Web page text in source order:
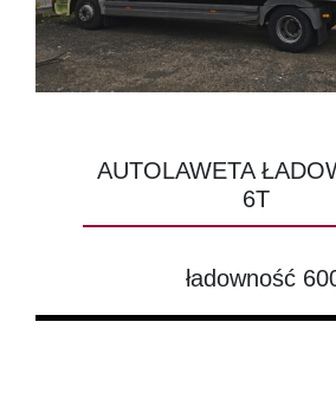
AUTOLAWETA
6T
ładowność